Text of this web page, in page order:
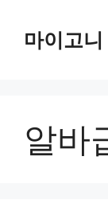
마이고니
알바